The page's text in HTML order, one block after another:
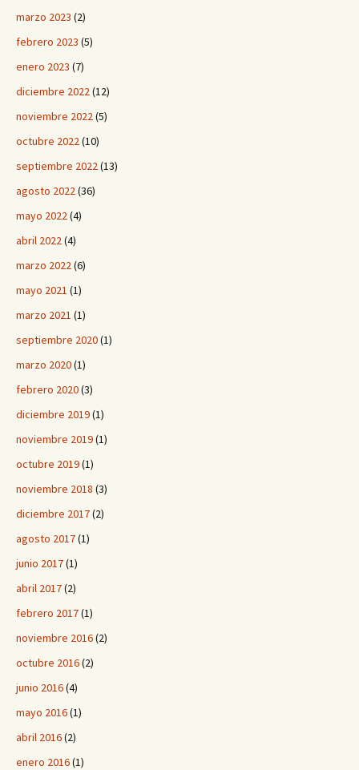
marzo 2023 (2)
febrero 2023 (5)
enero 2023 (7)
diciembre 2022(12)
noviembre 2022(5)
octubre 2022(10)
septiembre 2022(13)
agosto 2022(36)
mayo 2022(4)
abril 2022(4)
marzo 2022(6)
mayo 2021 (1)
marzo 2021 (1)
septiembre 2020(1)
marzo 2020(1)
febrero 2020(3)
diciembre 2019(1)
noviembre 2019(1)
octubre 2019(1)
noviembre 2018 (3)
diciembre 2017(2)
agosto 2017(1)
junio 2017(1)
abril 2017(2)
febrero 2017(1)
noviembre 2016(2)
octubre 2016(2)
junio 2016(4)
mayo 2016(1)
abril 2016(2)
enero 2016(1)